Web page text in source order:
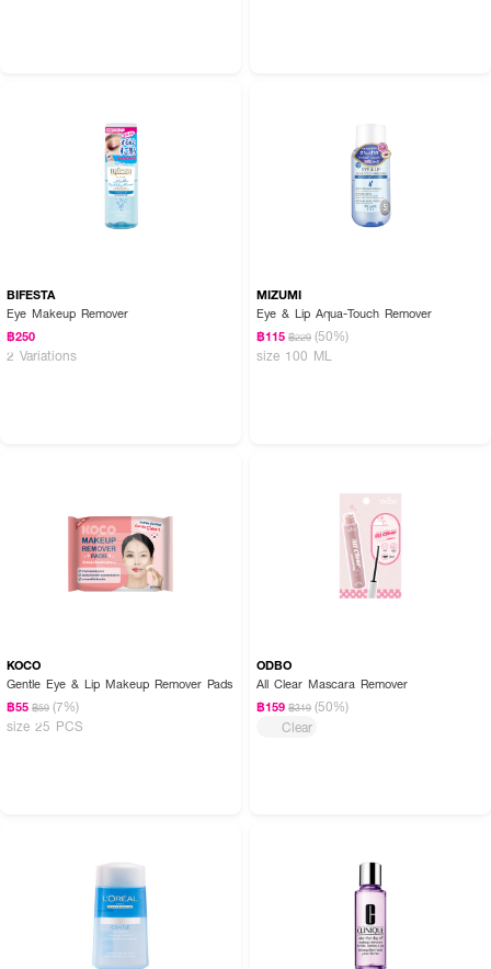
BIFESTA
Eye Makeup Remover
฿250
2 Variations
MIZUMI
Eye & Lip Aqua-Touch Remover
฿115 ฿229 (50%)
size 100 ML
KOCO
Gentle Eye & Lip Makeup Remover Pads
฿55 ฿59 (7%)
size 25 PCS
ODBO
All Clear Mascara Remover
฿159 ฿319 (50%)
Clear